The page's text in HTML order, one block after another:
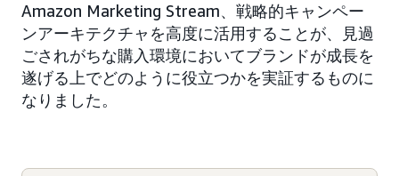
Amazon Marketing Stream、戦略的キャンペー
ンアーキテクチャを高度に活用することが、見過
ごされがちな購入環境においてブランドが成長を
遂げる上でどのように役立つかを実証するものに
なりました。